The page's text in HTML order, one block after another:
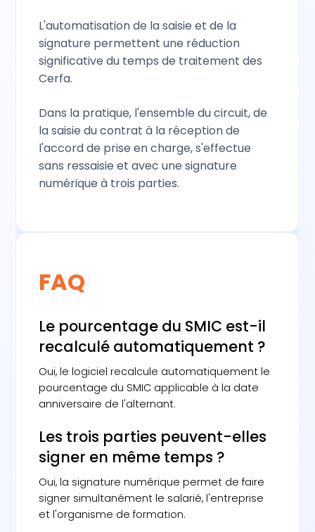
L'automatisation de la saisie et de la
signature permettent une réduction
significative du temps de traitement des
Cerfa.
Dans la pratique, l'ensemble du circuit, de
la saisie du contrat à la réception de
l'accord de prise en charge, s'effectue
sans ressaisie et avec une signature
numérique à trois parties.
FAQ
Le pourcentage du SMIC est-il
recalculé automatiquement ?
Oui, le logiciel recalcule automatiquement le
pourcentage du SMIC applicable à la date
anniversaire de l'alternant.
Les trois parties peuvent-elles
signer en même temps ?
Oui, la signature numérique permet de faire
signer simultanément le salarié, l'entreprise
et l'organisme de formation.